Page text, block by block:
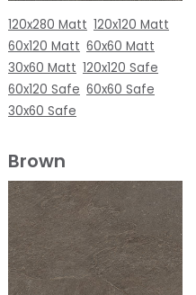
120x280 Matt 120x120 Matt
60x120 Matt 60x60 Matt
30x60 Matt 120x120 Safe
60x120 Safe 60x60 Safe
30x60 Safe
Brown